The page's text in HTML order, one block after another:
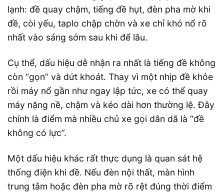
lạnh: đề quay chậm, tiếng đề hụt, đèn pha mờ khi
đề, còi yếu, taplo chập chờn và xe chỉ khó nổ rõ
nhất vào sáng sớm sau khi để lâu.
Cụ thể, dấu hiệu dễ nhận ra nhất là tiếng đề không
còn “gọn” và dứt khoát. Thay vì một nhịp đề khỏe
rồi máy nổ gần như ngay lập tức, xe có thể quay
máy nặng nề, chậm và kéo dài hơn thường lệ. Đây
chính là điểm mà nhiều chủ xe gọi dân dã là “đề
không có lực”.
Một dấu hiệu khác rất thực dụng là quan sát hệ
thống điện khi đề. Nếu đèn nội thất, màn hình
trung tâm hoặc đèn pha mờ rõ rệt đúng thời điểm